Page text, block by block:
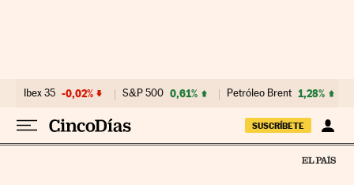
Ibex 35 -0,02% S&P 500 0,61% Petróleo Brent 1,28%
SUSCRÍBETE